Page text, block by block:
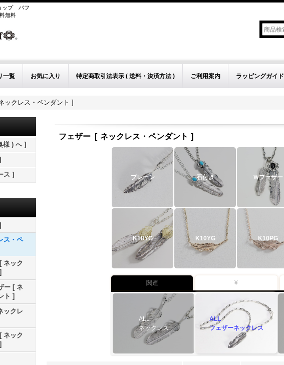
ップ
バフ
無料
一覧 お気に入り 特定商取引法表示 ( 送料・決済方法 ) ご利用案内 ラッピングガイド
ックレス・ペンダント ]
様 ) へ ]
ス ]
ス・ペ
ネック
ー [ ネ
ト ]
ックレ
ネック
フェザー [ ネックレス・ペンダント ]
プレーン 石付き Ｗフェザー
K18YG K10YG K10PG
関連 ¥
ALL
ネックレス
ALL
フェザーネックレス